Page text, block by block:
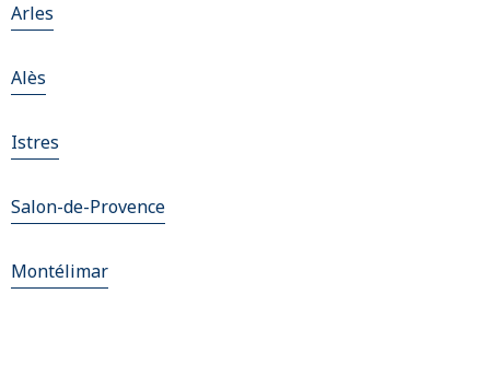
Arles
Alès
Istres
Salon-de-Provence
Montélimar